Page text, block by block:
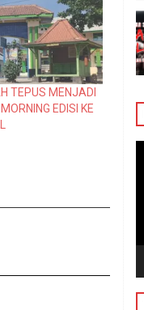
TEPUS MENJADI
EDISI KE